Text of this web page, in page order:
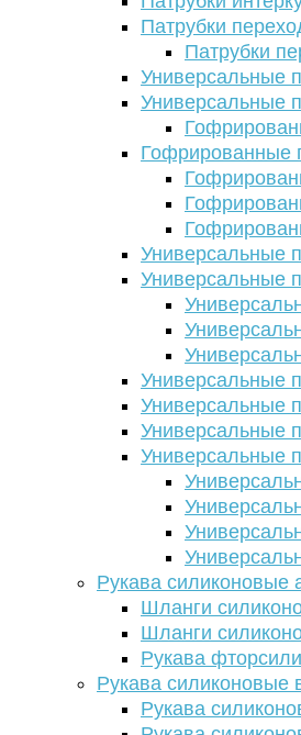
Патрубки
Патрубки
Универсальные
Универсальные
Гофрированные
Универсальные
Универсальные
Универсальные
Универсальные
Универсальные
Универсальные
Рукава силиконовые
Шланги
Шланги
Рукава
Рукава силиконовые
Рукава